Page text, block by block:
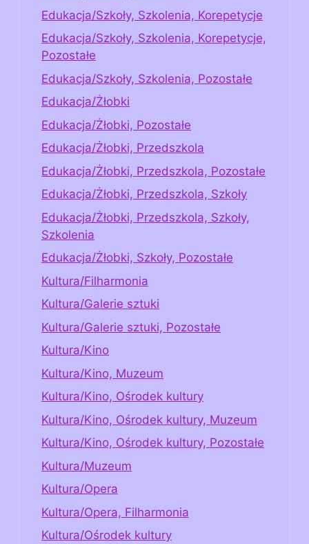
Edukacja/Szkoły, Szkolenia, Korepetycje
Edukacja/Szkoły, Szkolenia, Korepetycje,
Pozostałe
Edukacja/Szkoły, Szkolenia, Pozostałe
Edukacja/Żłobki
Edukacja/Żłobki, Pozostałe
Edukacja/Żłobki, Przedszkola
Edukacja/Żłobki, Przedszkola, Pozostałe
Edukacja/Żłobki, Przedszkola, Szkoły
Edukacja/Żłobki, Przedszkola, Szkoły,
Szkolenia
Edukacja/Żłobki, Szkoły, Pozostałe
Kultura/Filharmonia
Kultura/Galerie sztuki
Kultura/Galerie sztuki, Pozostałe
Kultura/Kino
Kultura/Kino, Muzeum
Kultura/Kino, Ośrodek kultury
Kultura/Kino, Ośrodek kultury, Muzeum
Kultura/Kino, Ośrodek kultury, Pozostałe
Kultura/Muzeum
Kultura/Opera
Kultura/Opera, Filharmonia
Kultura/Ośrodek kultury